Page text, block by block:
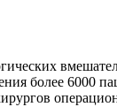
более 6000